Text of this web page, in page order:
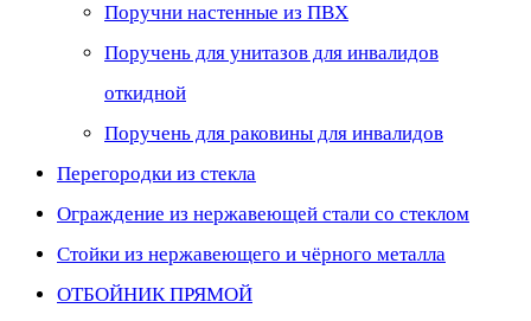
Поручни настенные из ПВХ
Поручень для унитазов для инвалидов
откидной
Поручень для раковины для инвалидов
Перегородки из стекла
Ограждение из нержавеющей стали со стеклом
Стойки из нержавеющего и чёрного металла
ОТБОЙНИК ПРЯМОЙ